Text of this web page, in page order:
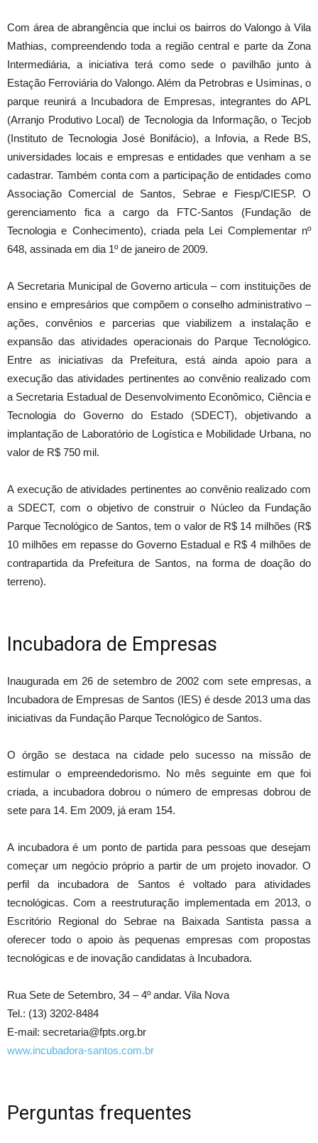
Com área de abrangência que inclui os bairros do Valongo à Vila
Mathias, compreendendo toda a região central e parte da Zona
Intermediária, a iniciativa terá como sede o pavilhão junto à
Estação Ferroviária do Valongo. Além da Petrobras e Usiminas, o
parque reunirá a Incubadora de Empresas, integrantes do APL
(Arranjo Produtivo Local) de Tecnologia da Informação, o Tecjob
(Instituto de Tecnologia José Bonifácio), a Infovia, a Rede BS,
universidades locais e empresas e entidades que venham a se
cadastrar. Também conta com a participação de entidades como
Associação Comercial de Santos, Sebrae e Fiesp/CIESP. O
gerenciamento fica a cargo da FTC-Santos (Fundação de
Tecnologia e Conhecimento), criada pela Lei Complementar nº
648, assinada em dia 1º de janeiro de 2009.
A Secretaria Municipal de Governo articula – com instituições de
ensino e empresários que compõem o conselho administrativo –
ações, convênios e parcerias que viabilizem a instalação e
expansão das atividades operacionais do Parque Tecnológico.
Entre as iniciativas da Prefeitura, está ainda apoio para a
execução das atividades pertinentes ao convênio realizado com
a Secretaria Estadual de Desenvolvimento Econômico, Ciência e
Tecnologia do Governo do Estado (SDECT), objetivando a
implantação de Laboratório de Logística e Mobilidade Urbana, no
valor de R$ 750 mil.
A execução de atividades pertinentes ao convênio realizado com
a SDECT, com o objetivo de construir o Núcleo da Fundação
Parque Tecnológico de Santos, tem o valor de R$ 14 milhões (R$
10 milhões em repasse do Governo Estadual e R$ 4 milhões de
contrapartida da Prefeitura de Santos, na forma de doação do
terreno).
Incubadora de Empresas
Inaugurada em 26 de setembro de 2002 com sete empresas, a
Incubadora de Empresas de Santos (IES) é desde 2013 uma das
iniciativas da Fundação Parque Tecnológico de Santos.
O órgão se destaca na cidade pelo sucesso na missão de
estimular o empreendedorismo. No mês seguinte em que foi
criada, a incubadora dobrou o número de empresas dobrou de
sete para 14. Em 2009, já eram 154.
A incubadora é um ponto de partida para pessoas que desejam
começar um negócio próprio a partir de um projeto inovador. O
perfil da incubadora de Santos é voltado para atividades
tecnológicas. Com a reestruturação implementada em 2013, o
Escritório Regional do Sebrae na Baixada Santista passa a
oferecer todo o apoio às pequenas empresas com propostas
tecnológicas e de inovação candidatas à Incubadora.
Rua Sete de Setembro, 34 – 4º andar. Vila Nova
Tel.: (13) 3202-8484
E-mail: secretaria@fpts.org.br
www.incubadora-santos.com.br
Perguntas frequentes